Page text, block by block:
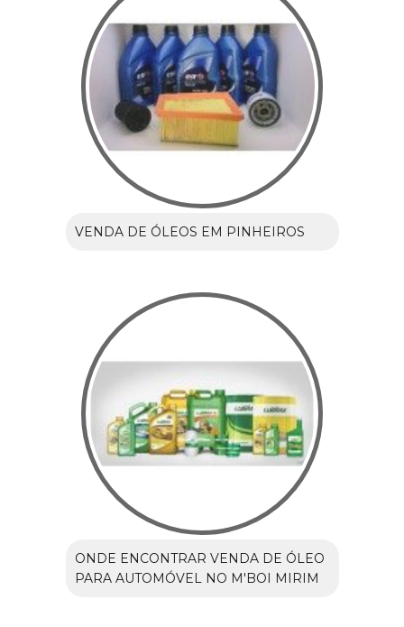
VENDA DE ÓLEOS EM PINHEIROS
ONDE ENCONTRAR VENDA DE ÓLEO
PARA AUTOMÓVEL NO M'BOI MIRIM